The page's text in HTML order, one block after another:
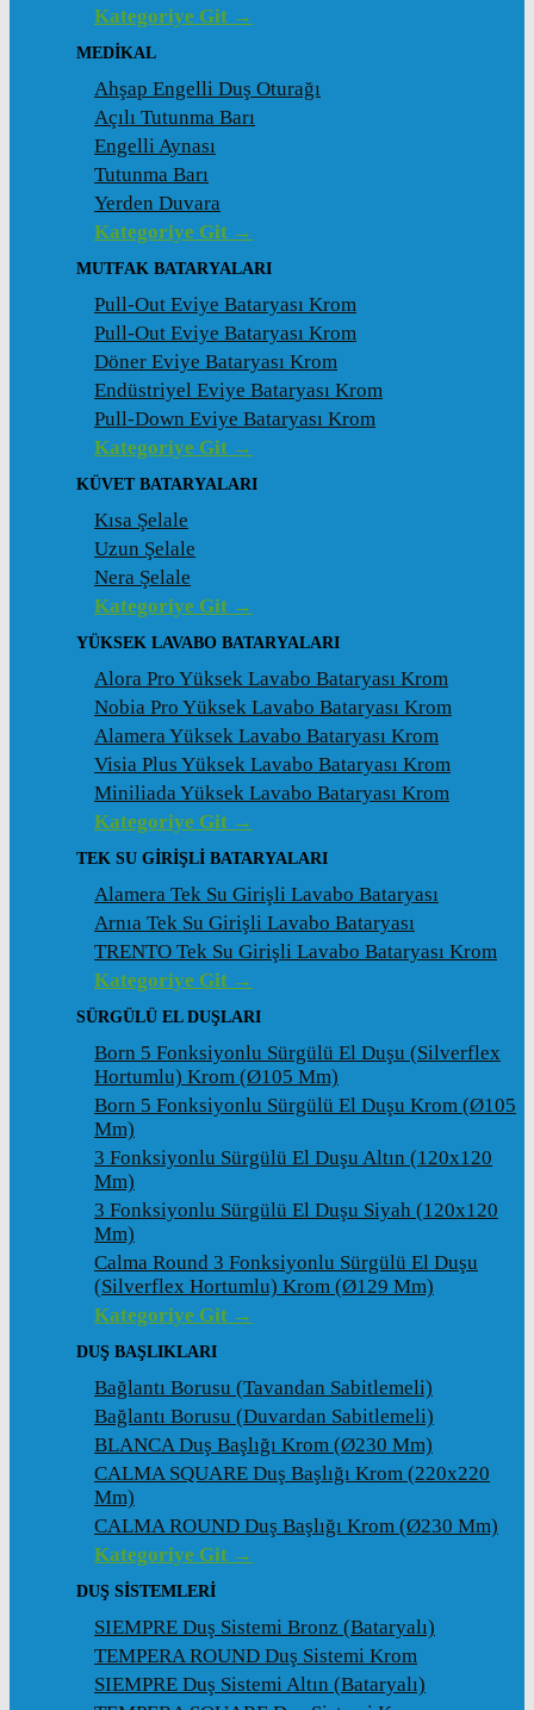
Kategoriye Git →
MEDİKAL
Ahşap Engelli Duş Oturağı
Açılı Tutunma Barı
Engelli Aynası
Tutunma Barı
Yerden Duvara
Kategoriye Git →
MUTFAK BATARYALARI
Pull-Out Eviye Bataryası Krom
Pull-Out Eviye Bataryası Krom
Döner Eviye Bataryası Krom
Endüstriyel Eviye Bataryası Krom
Pull-Down Eviye Bataryası Krom
Kategoriye Git →
KÜVET BATARYALARI
Kısa Şelale
Uzun Şelale
Nera Şelale
Kategoriye Git →
YÜKSEK LAVABO BATARYALARI
Alora Pro Yüksek Lavabo Bataryası Krom
Nobia Pro Yüksek Lavabo Bataryası Krom
Alamera Yüksek Lavabo Bataryası Krom
Visia Plus Yüksek Lavabo Bataryası Krom
Miniliada Yüksek Lavabo Bataryası Krom
Kategoriye Git →
TEK SU GİRİŞLİ BATARYALARI
Alamera Tek Su Girişli Lavabo Bataryası
Arnıa Tek Su Girişli Lavabo Bataryası
TRENTO Tek Su Girişli Lavabo Bataryası Krom
Kategoriye Git →
SÜRGÜLÜ EL DUŞLARI
Born 5 Fonksiyonlu Sürgülü El Duşu (Silverflex
Hortumlu) Krom (ø105 Mm)
Born 5 Fonksiyonlu Sürgülü El Duşu Krom (ø105
Mm)
3 Fonksiyonlu Sürgülü El Duşu Altın (120x120
Mm)
3 Fonksiyonlu Sürgülü El Duşu Siyah (120x120
Mm)
Calma Round 3 Fonksiyonlu Sürgülü El Duşu
(Silverflex Hortumlu) Krom (ø129 Mm)
Kategoriye Git →
DUŞ BAŞLIKLARI
Bağlantı Borusu (Tavandan Sabitlemeli)
Bağlantı Borusu (Duvardan Sabitlemeli)
BLANCA Duş Başlığı Krom (ø230 Mm)
CALMA SQUARE Duş Başlığı Krom (220x220
Mm)
CALMA ROUND Duş Başlığı Krom (ø230 Mm)
Kategoriye Git →
DUŞ SİSTEMLERİ
SIEMPRE Duş Sistemi Bronz (Bataryalı)
TEMPERA ROUND Duş Sistemi Krom
SIEMPRE Duş Sistemi Altın (Bataryalı)